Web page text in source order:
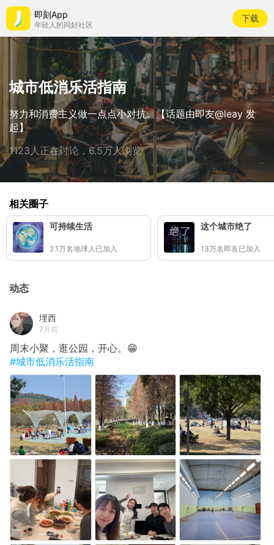
即刻App
年轻人的同好社区
下载
城市低消乐活指南
努力和消费主义做一点点小对抗。【话题由即友@leay 发
起】
1123人正在讨论，6.5万人浏览
相关圈子
可持续生活
2.1万名地球人已加入
这个城市绝了
13万名即友已加入
动态
埋西
7月前
周末小聚，逛公园，开心。😁
#城市低消乐活指南